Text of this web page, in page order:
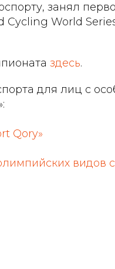
занял
Cycling World
здесь.
для лиц с
Qory»
видов